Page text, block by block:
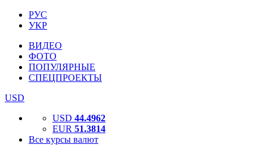
РУС
УКР
ВИДЕО
ФОТО
ПОПУЛЯРНЫЕ
СПЕЦПРОЕКТЫ
USD
USD 44.4962
EUR 51.3814
Все курсы валют